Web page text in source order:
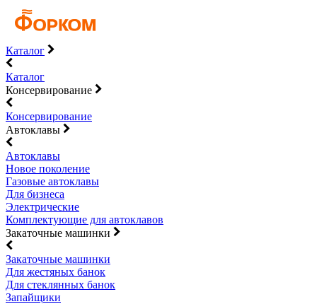
Каталог
Каталог
Консервирование
Консервирование
Автоклавы
Автоклавы
Новое поколение
Газовые автоклавы
Для бизнеса
Электрические
Комплектующие для автоклавов
Закаточные машинки
Закаточные машинки
Для жестяных банок
Для стеклянных банок
Запайщики